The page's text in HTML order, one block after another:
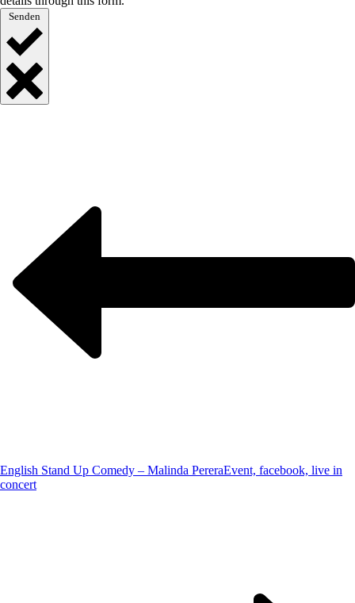
Senden
English Stand Up Comedy – Malinda PereraEvent, facebook, live in
concert